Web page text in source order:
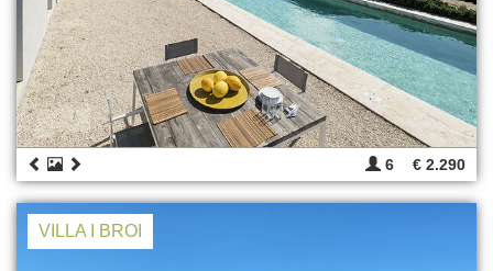
6 € 2.290
VILLA I BROI